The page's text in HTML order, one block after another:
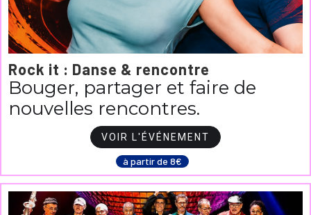
Rock it : Danse & rencontre
Bouger, partager et faire de
nouvelles rencontres.
VOIR L'ÉVÉNEMENT
à partir de 8€